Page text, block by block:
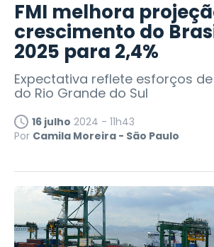
FMI melhora
crescimento do
2025 para 2,4%
Expectativa reflete esforços
do Rio Grande do Sul
16 julho 2024 - 11h43
Por Camila Moreira - São Paulo